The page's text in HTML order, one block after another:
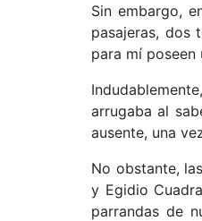
Sin embargo,
pasajeras, dos
para mí poseen
arrugaba al
ausente, una
No obstante,
y Egidio
parrandas de